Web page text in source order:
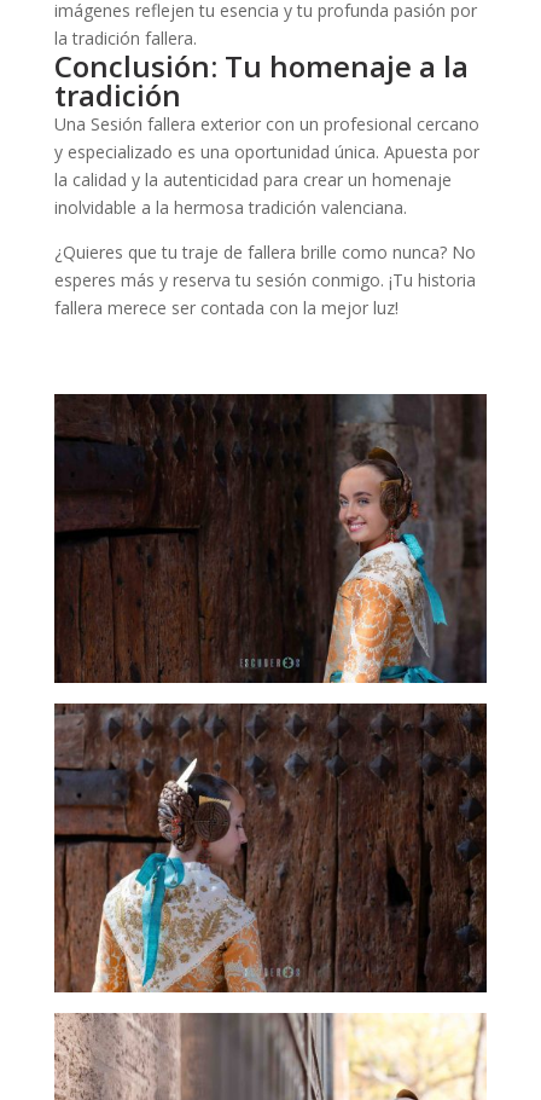
imágenes reflejen tu esencia y tu profunda pasión por
la tradición fallera.
Conclusión: Tu homenaje a la
tradición
Una Sesión fallera exterior con un profesional cercano
y especializado es una oportunidad única. Apuesta por
la calidad y la autenticidad para crear un homenaje
inolvidable a la hermosa tradición valenciana.
¿Quieres que tu traje de fallera brille como nunca? No
esperes más y reserva tu sesión conmigo. ¡Tu historia
fallera merece ser contada con la mejor luz!